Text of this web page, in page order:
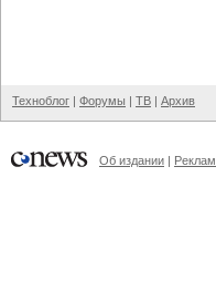
Техноблог | Форумы | ТВ | Архив
Об издании |